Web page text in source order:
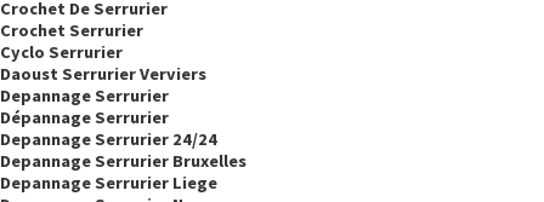
Crochet De Serrurier
Crochet Serrurier
Cyclo Serrurier
Daoust Serrurier Verviers
Depannage Serrurier
Dépannage Serrurier
Depannage Serrurier 24/24
Depannage Serrurier Bruxelles
Depannage Serrurier Liege